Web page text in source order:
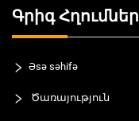
Գրիգ Հղումներ
Əsə səhifə
Ծառայություն